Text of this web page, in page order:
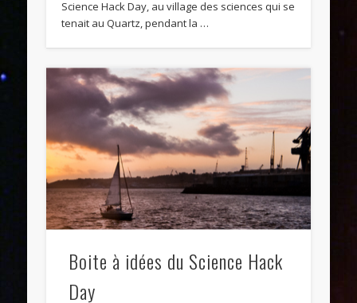
Science Hack Day, au village des sciences qui se
tenait au Quartz, pendant la …
Boite à idées du Science Hack
Day